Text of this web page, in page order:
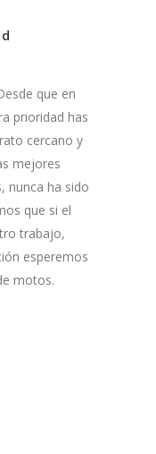
que en
prioridad has
cercano y
mejores
nunca ha sido
que si el
trabajo,
esperemos
motos.